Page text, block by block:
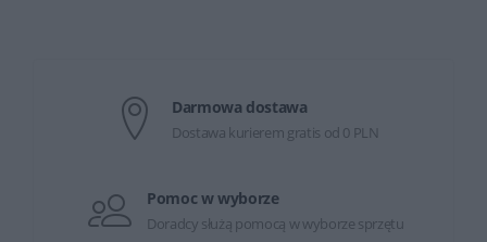
Darmowa dostawa
Dostawa kurierem gratis od 0 PLN
Pomoc w wyborze
Doradcy służą pomocą w wyborze sprzętu